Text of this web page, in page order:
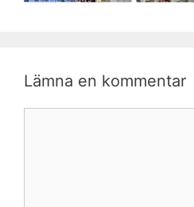
Lämna en kommentar